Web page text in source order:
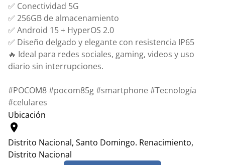
✅ Conectividad 5G
✅ 256GB de almacenamiento
✅ Android 15 + HyperOS 2.0
✅ Diseño delgado y elegante con resistencia IP65
🔥 Ideal para redes sociales, gaming, videos y uso
diario sin interrupciones.
#POCOM8 #pocom85g #smartphone #Tecnología
#celulares
Ubicación
location_on
Distrito Nacional, Santo Domingo. Renacimiento,
Distrito Nacional